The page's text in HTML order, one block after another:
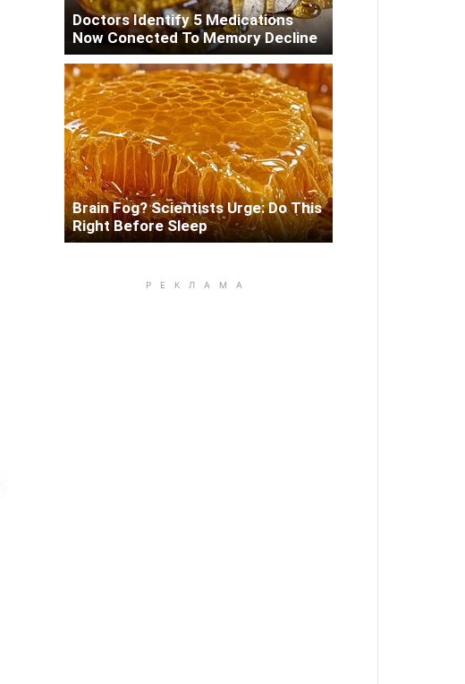
Doctors Identify 5 Medications
Now Conected To Memory Decline
Brain Fog? Scientists Urge: Do This
Right Before Sleep